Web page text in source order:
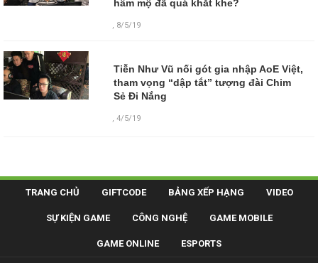
hâm mộ đã quá khắt khe?
, 8/5/19
Tiễn Như Vũ nối gót gia nhập AoE Việt,
tham vọng “dập tắt” tượng đài Chim
Sẻ Đi Nắng
,4/5/19
TRANG CHỦ GIFTCODE BẢNG XẾP HẠNG VIDEO
SỰ KIỆN GAME CÔNG NGHỆ GAME MOBILE
GAME ONLINE ESPORTS